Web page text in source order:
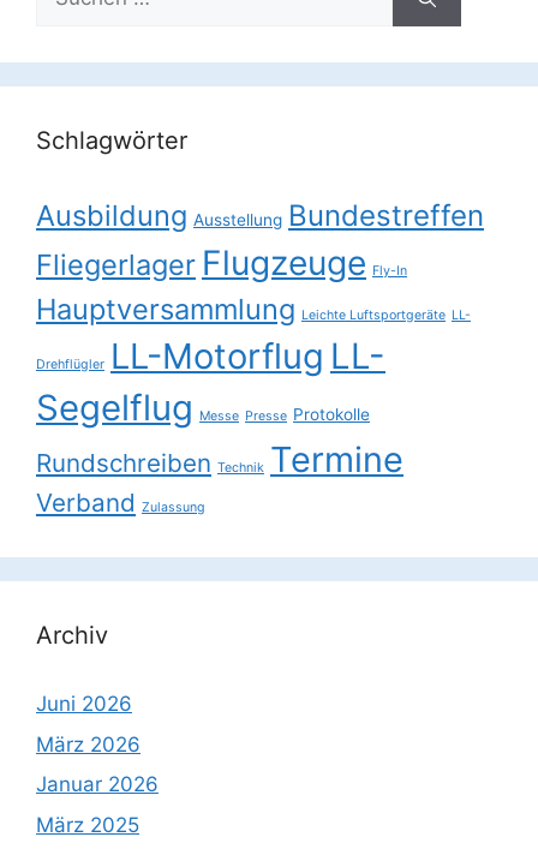
nach:
Schlagwörter
Ausbildung Ausstellung Bundestreffen
Fliegerlager Flugzeuge Fly-In
Hauptversammlung Leichte Luftsportgeräte LL-
Drehflügler LL-Motorflug LL-
Segelflug
Messe Presse Protokolle
Rundschreiben Technik Termine
Verband Zulassung
Archiv
Juni 2026
März 2026
Januar 2026
März 2025